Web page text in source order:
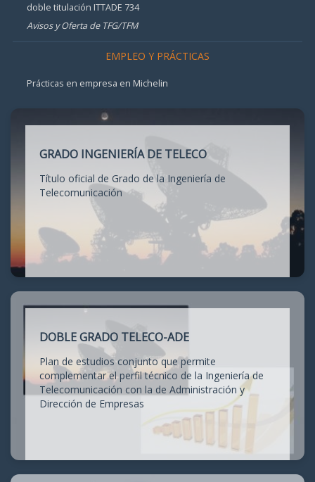
doble titulación ITTADE 734
Avisos y Oferta de TFG/TFM
EMPLEO Y PRÁCTICAS
Prácticas en empresa en Michelin
GRADO INGENIERÍA DE TELECO
Título oficial de Grado de la Ingeniería de
Telecomunicación
DOBLE GRADO TELECO-ADE
Plan de estudios conjunto que permite
complementar el perfil técnico de la Ingeniería de
Telecomunicación con la de Administración y
Dirección de Empresas